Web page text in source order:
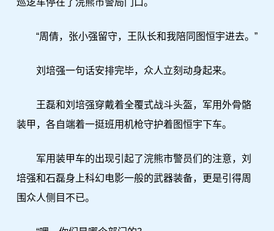
巡逻车停在了浣熊市警局门口。
“周倩，张小强留守，王队长和我陪同图恒宇进去。”
刘培强一句话安排完毕，众人立刻动身起来。
王磊和刘培强穿戴着全覆式战斗头盔，军用外骨骼
装甲，各自端着一挺班用机枪守护着图恒宇下车。
军用装甲车的出现引起了浣熊市警员们的注意，刘
培强和石磊身上科幻电影一般的武器装备，更是引得周
围众人侧目不已。